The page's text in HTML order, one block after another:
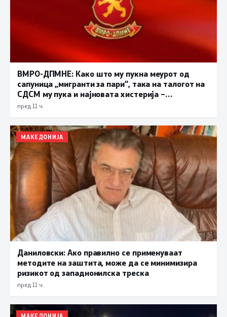
ВМРО-ДПМНЕ: Како што му пукна меурот од
сапуница „мигранти за пари“, така на талогот на
СДСМ му пука и најновата хистерија –
прифаќање на француски предлог
пред 11 ч.
МАКЕДОНИЈА
Даниловски: Ако правилно се применуваат
методите на заштита, може да се минимизира
ризикот од западнонилска треска
пред 11 ч.